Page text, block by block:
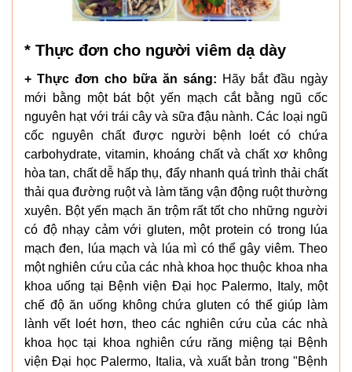
* Thực đơn cho người viêm dạ dày
+ Thực đơn cho bữa ăn sáng: Hãy bắt đầu ngày
mới bằng một bát bột yến mạch cắt bằng ngũ cốc
nguyên hạt với trái cây và sữa đậu nành. Các loại ngũ
cốc nguyên chất được người bệnh loét có chứa
carbohydrate, vitamin, khoáng chất và chất xơ không
hòa tan, chất dễ hấp thụ, đẩy nhanh quá trình thải chất
thải qua đường ruột và làm tăng vận động ruột thường
xuyên. Bột yến mạch ăn trộm rất tốt cho những người
có độ nhạy cảm với gluten, một protein có trong lúa
mạch đen, lúa mạch và lúa mì có thể gây viêm. Theo
một nghiên cứu của các nhà khoa học thuộc khoa nha
khoa uống tại Bệnh viện Đại học Palermo, Italy, một
chế độ ăn uống không chứa gluten có thể giúp làm
lành vết loét hơn, theo các nghiên cứu của các nhà
khoa học tại khoa nghiên cứu răng miệng tại Bệnh
viện Đại học Palermo, Italia, và xuất bản trong "Bệnh